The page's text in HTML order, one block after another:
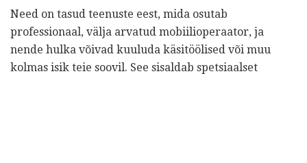
Need on tasud teenuste eest, mida osutab
professionaal, välja arvatud mobiilioperaator, ja
nende hulka võivad kuuluda käsitöölised või muu
kolmas isik teie soovil. See sisaldab spetsiaalset